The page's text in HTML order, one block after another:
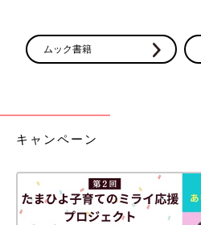
ムック書籍
キャンペーン